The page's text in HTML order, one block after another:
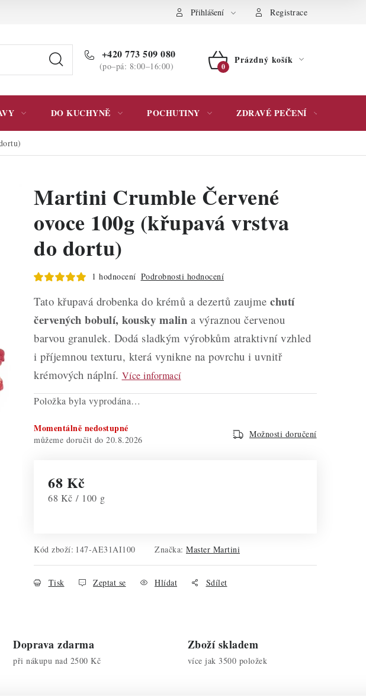
Podmínky ochrany osobních údajů Přihlášení Registrace
+420 773 509 080
(po–pá: 8:00–16:00)
NÁKUPNÍ
Prázdný košík
DO KUCHYNĚ POCHUTINY ZDRAVÉ PEČENÍ
Martini Crumble Červené
ovoce 100g (křupavá vrstva
do dortu)
1 hodnocení Podrobnosti hodnocení
Tato křupavá drobenka do krémů a dezertů zaujme chutí
červených bobulí, kousky malin a výraznou červenou
barvou granulek. Dodá sladkým výrobkům atraktivní vzhled
i příjemnou texturu, která vynikne na povrchu i uvnitř
krémových náplní. Více informací
Položka byla vyprodána…
Momentálně nedostupné
20.8.2026
Možnosti doručení
68 Kč
Měrná cena:
68 Kč / 100 g
Kód zboží: 147-AE31AI100 Značka: Master Martini
Tisk Zeptat se Hlídat Sdílet
Doprava zdarma
při nákupu nad 2500 Kč
Zboží skladem
více jak 3500 položek